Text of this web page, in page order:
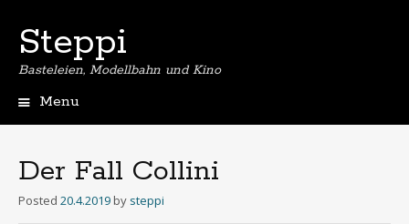
Steppi
Basteleien, Modellbahn und Kino
Menu
Der Fall Collini
Posted 20.4.2019 by steppi